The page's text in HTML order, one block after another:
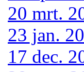
20 mrt.
23 jan.
17 dec.